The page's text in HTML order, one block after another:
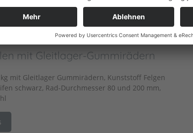
mit Gleitlager-Gummirädern
mit Gleitlager Gummirädern, Kunststoff Felgen
schwarz, Rad-Durchmesser 80 und 200 mm,